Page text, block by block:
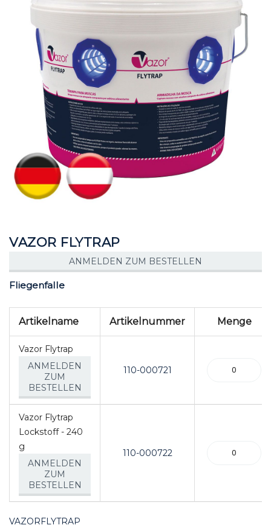
VAZOR FLYTRAP
ANMELDEN ZUM BESTELLEN
Fliegenfalle
Artikel
gruppiertes
Artikelname Artikelnummer Menge
Vazor Flytrap
ANMELDEN
ZUM
BESTELLEN
110-000721
Vazor Flytrap
Lockstoff - 240
g
ANMELDEN
ZUM
BESTELLEN
110-000722
VAZORFLYTRAP